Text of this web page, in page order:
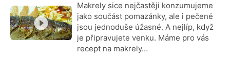
Makrely sice nejčastěji konzumujeme
jako součást pomazánky, ale i pečené
jsou jednoduše úžasné. A nejlíp, když
je připravujete venku. Máme pro vás
recept na makrely…